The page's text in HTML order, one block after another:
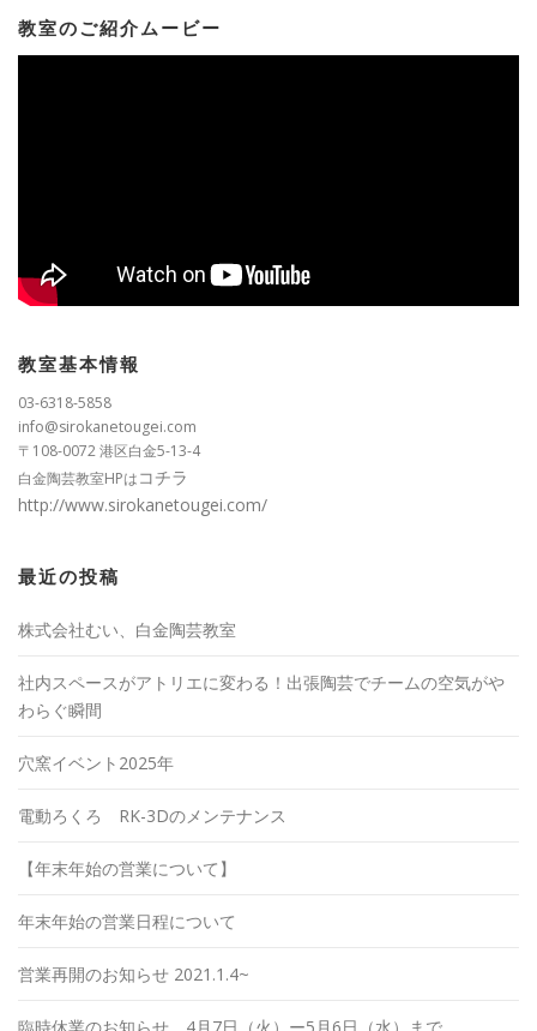
教室のご紹介ムービー
教室基本情報
03-6318-5858
info@sirokanetougei.com
〒108-0072 港区白金5-13-4
白金陶芸教室HPはコチラ
http://www.sirokanetougei.com/
最近の投稿
株式会社むい、白金陶芸教室
社内スペースがアトリエに変わる！出張陶芸でチームの空気がや
わらぐ瞬間
穴窯イベント2025年
電動ろくろ RK-3Dのメンテナンス
【年末年始の営業について】
年末年始の営業日程について
営業再開のお知らせ 2021.1.4~